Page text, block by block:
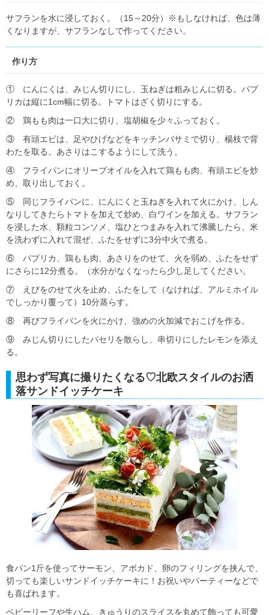
サフランを水に浸しておく。（15～20分）※もしなければ、色は薄
くなりますが、サフランなしで作ってください。
作り方
① にんにくは、みじん切りにし、玉ねぎは粗みじんに切る。パプ
リカは縦に1cm幅に切る。トマトはざく切りにする。
② 鶏もも肉は一口大に切り、塩胡椒を少々ふっておく。
③ 有頭エビは、足やひげなどをキッチンバサミで切り、楊枝で背
わたを取る。あさりはこするようにして洗う。
④ フライパンにオリーブオイルを入れて鶏もも肉、有頭エビを炒
め、取り出しておく。
⑤ 同じフライパンに、にんにくと玉ねぎを入れて火にかけ、しん
なりしてきたらトマトを加えて炒め、白ワインを加える。サフラン
を浸した水、顆粒コンソメ、塩ひとつまみを入れて沸騰したら、米
を洗わずに入れて混ぜ、ふたをせずに3分中火で煮る。
⑥ パプリカ、鶏もも肉、あさりをのせて、火を弱め、ふたをせず
にさらに12分煮る。（水分がなくなったら少し足してください。
⑦ えびをのせて火を止め、ふたをして（なければ、アルミホイル
でしっかり覆って）10分蒸らす。
⑧ 再びフライパンを火にかけ、強めの火加減でおこげを作る。
⑨ みじん切りにしたパセリを散らし、串切りにしたレモンを添え
る。
思わず写真に撮りたくなる♡北欧スタイルのお洒
落サンドイッチケーキ
食パン1斤を使ってサーモン、アボカド、卵のフィリングを挟んで、
切っても楽しいサンドイッチケーキに！お祝いやパーティーなどで
も喜ばれます。
ベビーリーフや生ハム、きゅうりのスライスを丸めて飾っても可愛